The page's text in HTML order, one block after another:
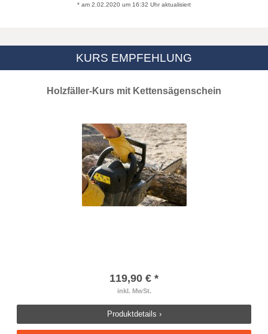
* am 2.02.2020 um 16:32 Uhr aktualisiert
KURS EMPFEHLUNG
Holzfäller-Kurs mit Kettensägenschein
119,90 € *
inkl. MwSt.
Produktdetails ›